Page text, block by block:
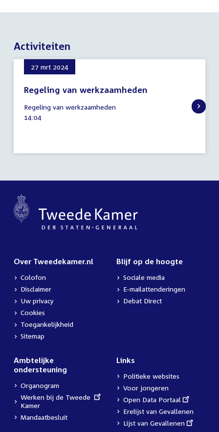
Activiteiten
27 mrt 2024
Regeling van werkzaamheden
maart
2024
Regeling van werkzaamheden
Tijd
14:04
Over Tweedekamer.nl
Colofon
Disclaimer
Uw privacy
Cookies
Toegankelijkheid
Sitemap
Blijf op de hoogte
Sociale media
E-mailattenderingen
Debat Direct
Ambtelijke
ondersteuning
Organogram
External
link:
Werken bij de Tweede
Kamer
Mandaatbesluit
Links
Politieke websites
Voor jongeren
External
link:
Open Data Portaal
Erelijst van Gevallenen
External
Lijst van Gevallenen